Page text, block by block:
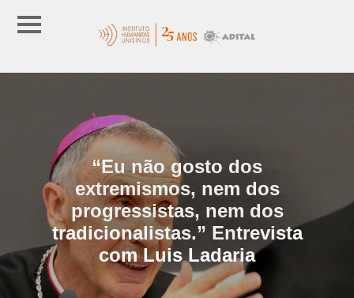
“Eu não gosto dos
extremismos, nem dos
progressistas, nem dos
tradicionalistas.” Entrevista
com Luis Ladaria